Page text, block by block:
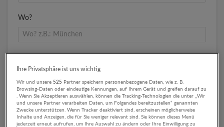
Wo?
Ihre Privatsphäre ist uns wichtig
Wir und unsere 525 Partner speichern personenbezogene Daten, wie z. B.
Browsing-Daten oder eindeutige Kennungen, auf Ihrem Gerät und greifen darauf zu
. Wenn Sie Akzeptieren auswählen, können die Tracking-Technologien die unter „Wir
und unsere Partner verarbeiten Daten, um Folgendes bereitzustellen“ genannten
Zwecke unterstützen. Wenn Tracker deaktiviert sind, erscheinen möglicherweise
Inhalte und Anzeigen, die für Sie weniger relevant sind. Sie können dieses Menü
jederzeit erneut aufrufen, um Ihre Auswahl zu ändern oder Ihre Einwilligung zu